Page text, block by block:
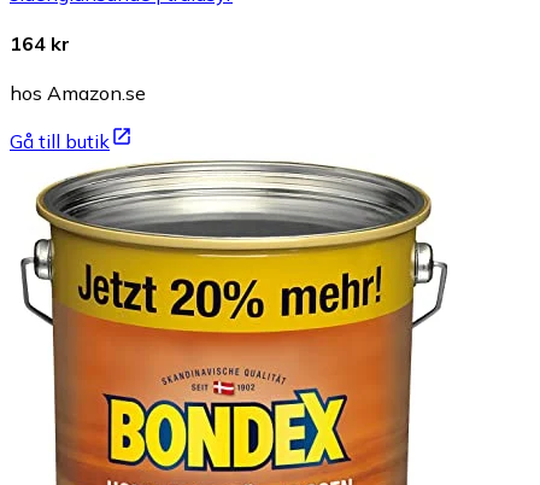
164 kr
hos Amazon.se
Gå till butik